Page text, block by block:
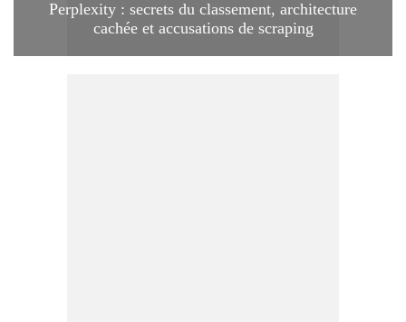
Perplexity : secrets du classement, architecture
cachée et accusations de scraping